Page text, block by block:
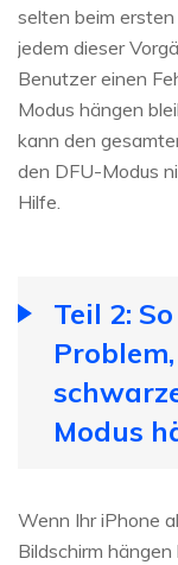
selten beim
jedem dieser
Benutzer einen
Modus hängen
kann den
den DFU-Modus
Hilfe.
Teil 2:
Modus
Wenn Ihr iPhone
Bildschirm